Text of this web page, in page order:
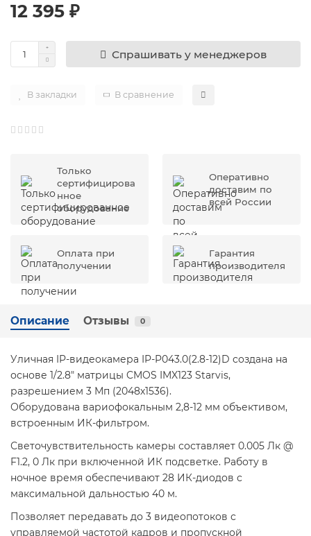
12 395 ₽
Спрашивать у менеджеров
В закладки В сравнение
Только
сертифицирова
нное
оборудование
Оперативно
доставим по
всей России
Оплата при
получении
Гарантия
производителя
Описание Отзывы 0
Уличная IP-видеокамера IP-P043.0(2.8-12)D создана на
основе 1/2.8" матрицы CMOS IMX123 Starvis,
разрешением 3 Мп (2048х1536).
Оборудована вариофокальным 2,8-12 мм объективом,
встроенным ИК-фильтром.
Светочувствительность камеры составляет 0.005 Лк @
F1.2, 0 Лк при включенной ИК подсветке. Работу в
ночное время обеспечивают 28 ИК-диодов с
максимальной дальностью 40 м.
Позволяет передавать до 3 видеопотоков с
управляемой частотой кадров и пропускной